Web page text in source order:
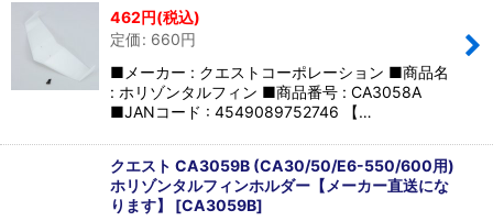
462円(税込)
定価: 660円
■メーカー : クエストコーポレーション ■商品名
: ホリゾンタルフィン ■商品番号 : CA3058A
■JANコード : 4549089752746 【…
クエスト CA3059B (CA30/50/E6-550/600用)
ホリゾンタルフィンホルダー【メーカー直送にな
ります】
[CA3059B]